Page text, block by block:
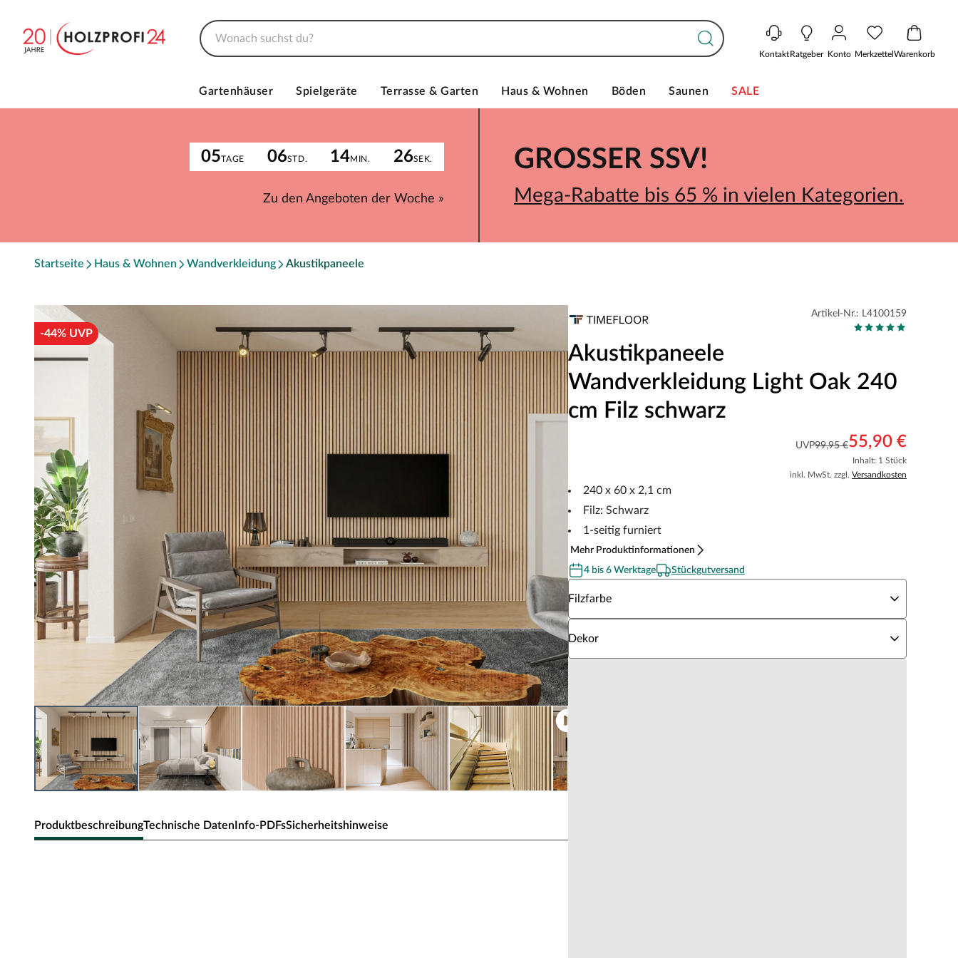
KontaktRatgeber Konto MerkzettelWarenkorb
Gartenhäuser Spielgeräte Terrasse & Garten Haus & Wohnen Böden Saunen SALE
05TAGE 06STD. 14MIN. 26SEK.
Zu den Angeboten der Woche »
GROSSER SSV!
Mega-Rabatte bis 65 % in vielen Kategorien.
Startseite Haus & Wohnen Wandverkleidung Akustikpaneele
-44% UVP
ProduktbeschreibungTechnische DatenInfo-PDFsSicherheitshinweise
Artikel-Nr.: L4100159
Akustikpaneele
Wandverkleidung Light Oak 240
cm Filz schwarz
UVP99,95 €55,90 €
Inhalt: 1 Stück
inkl. MwSt. zzgl. Versandkosten
240 x 60 x 2,1 cm
Filz: Schwarz
1-seitig furniert
Mehr Produktinformationen
4 bis 6 Werktage
Stückgutversand
Filzfarbe
Wähle eine Dekor
Dekor